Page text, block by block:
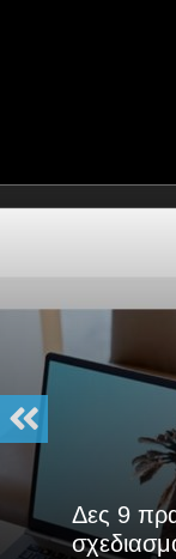
Δες 9